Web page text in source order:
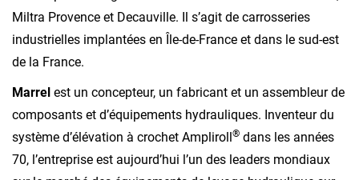
Miltra Provence et Decauville. Il s’agit de carrosseries
industrielles implantées en Île-de-France et dans le sud-est
de la France.
Marrel est un concepteur, un fabricant et un assembleur de
composants et d’équipements hydrauliques. Inventeur du
système d’élévation à crochet Ampliroll® dans les années
70, l’entreprise est aujourd’hui l’un des leaders mondiaux